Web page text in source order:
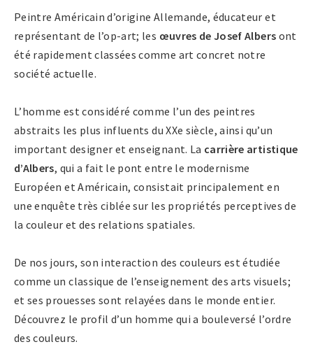
Peintre Américain d’origine Allemande, éducateur et
représentant de l’op-art; les œuvres de Josef Albers ont
été rapidement classées comme art concret notre
société actuelle.
L’homme est considéré comme l’un des peintres
abstraits les plus influents du XXe siècle, ainsi qu’un
important designer et enseignant. La carrière artistique
d’Albers, qui a fait le pont entre le modernisme
Européen et Américain, consistait principalement en
une enquête très ciblée sur les propriétés perceptives de
la couleur et des relations spatiales.
De nos jours, son interaction des couleurs est étudiée
comme un classique de l’enseignement des arts visuels;
et ses prouesses sont relayées dans le monde entier.
Découvrez le profil d’un homme qui a bouleversé l’ordre
des couleurs.